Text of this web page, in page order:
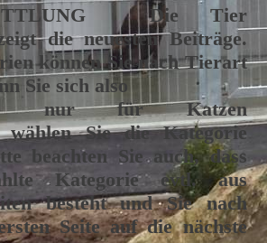
Die Tier
die neuesten Beiträge.
können Sie nach Tierart
Sie sich also
nur für Katzen
wählen Sie die Kategorie
beachten Sie auch, dass
Kategorie evtl. aus
besteht und Sie nach
Seite auf die nächste